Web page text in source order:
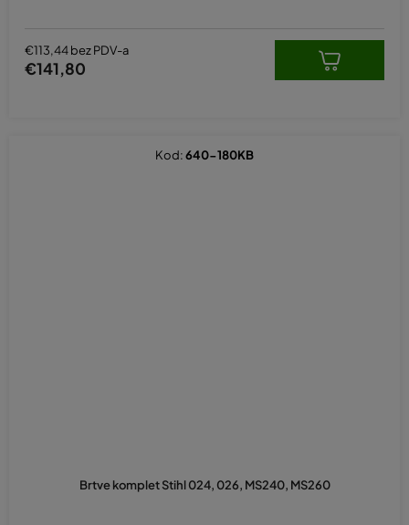
€113,44 bez PDV-a
€141,80
Brtve komplet Stihl 024, 026, MS240, MS260
Kod:640-180KB